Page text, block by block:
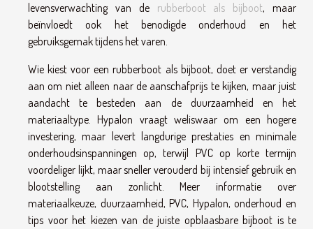
levensverwachting van de rubberboot als bijboot, maar
beïnvloedt ook het benodigde onderhoud en het
gebruiksgemak tijdens het varen.
Wie kiest voor een rubberboot als bijboot, doet er verstandig
aan om niet alleen naar de aanschafprijs te kijken, maar juist
aandacht te besteden aan de duurzaamheid en het
materiaaltype. Hypalon vraagt weliswaar om een hogere
investering, maar levert langdurige prestaties en minimale
onderhoudsinspanningen op, terwijl PVC op korte termijn
voordeliger lijkt, maar sneller verouderd bij intensief gebruik en
blootstelling aan zonlicht. Meer informatie over
materiaalkeuze, duurzaamheid, PVC, Hypalon, onderhoud en
tips voor het kiezen van de juiste opblaasbare bijboot is te